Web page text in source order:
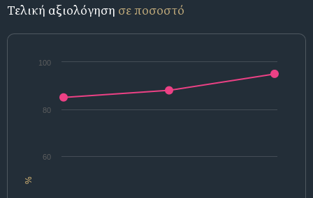
Τελική αξιολόγηση σε ποσοστό
%
60
80
100